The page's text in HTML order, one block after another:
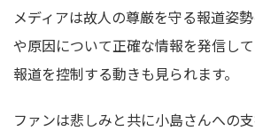
メディアは故人の尊厳を守る報道姿
や原因について正確な情報を発信し
報道を控制する動きも見られます。
ファンは悲しみと共に小島さんへの支